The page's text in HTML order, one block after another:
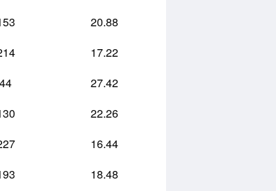
20.88
17.22
44 27.42
22.26
16.44
18.48